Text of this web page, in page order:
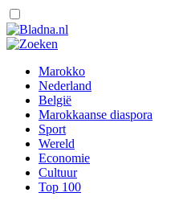
Marokko
Nederland
België
Marokkaanse diaspora
Sport
Wereld
Economie
Cultuur
Top 100